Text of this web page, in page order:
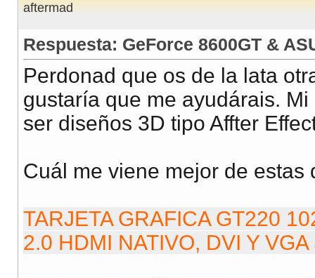
aftermad
Respuesta: GeForce 8600GT &
Perdonad que os de la lata
gustaría que me ayudárais.
ser diseños 3D tipo Affter
Cuál me viene mejor de estas
TARJETA GRAFICA GT220
2.0 HDMI NATIVO, DVI Y